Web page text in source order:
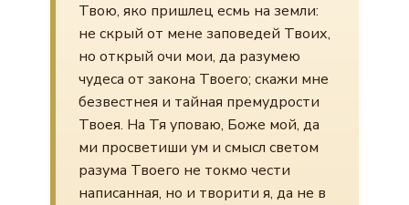
Твою, яко пришлец есмь на земли:
не скрый от мене заповедей Твоих,
но открый очи мои, да разумею
чудеса от закона Твоего; скажи мне
безвестнея и тайная премудрости
Твоея. На Тя уповаю, Боже мой, да
ми просветиши ум и смысл светом
разума Твоего не токмо чести
написанная, но и творити я, да не в